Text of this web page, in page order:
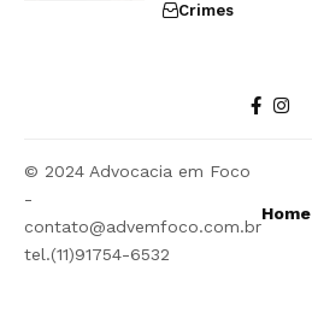
Crimes
© 2024 Advocacia em Foco
-
contato@advemfoco.com.br
tel.(11)91754-6532
Home